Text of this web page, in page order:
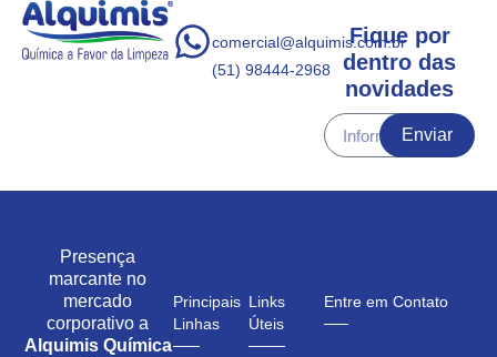
comercial@alquimis.com.br
(51) 98444-2968
Fique por
dentro das
novidades
Enviar
Presença
marcante no
mercado
corporativo a
Alquimis Química
Principais
Linhas
Links
Úteis
Entre em Contato